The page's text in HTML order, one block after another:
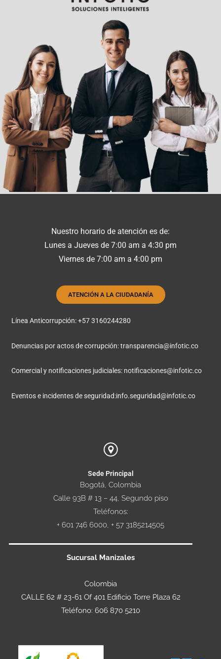
Nuestro horario de atención es de:
Lunes a Jueves de 7:00 am a 4:30 pm
Viernes de 7:00 am a 4:00 pm
ATENCIÓN A LA CIUDADANÍA
Línea Anticorrupción: +57 3160244280
Denuncias por actos de corrupción:transparencia@infotic.co
Comercial y notificaciones judiciales: notificaciones@infotic.co
Eventos e incidentes de seguridad:info.seguridad@infotic.co
Sede Principal
Bogotá, Colombia
Calle 93B # 13 – 44, Segundo piso
Teléfonos:
+ 601 746 6000, + 57 3185214505
Sucursal Manizales
Colombia
CALLE 62 # 23-61 Of 401 Edificio Torre Plaza 62
Teléfono: 606 870 5210